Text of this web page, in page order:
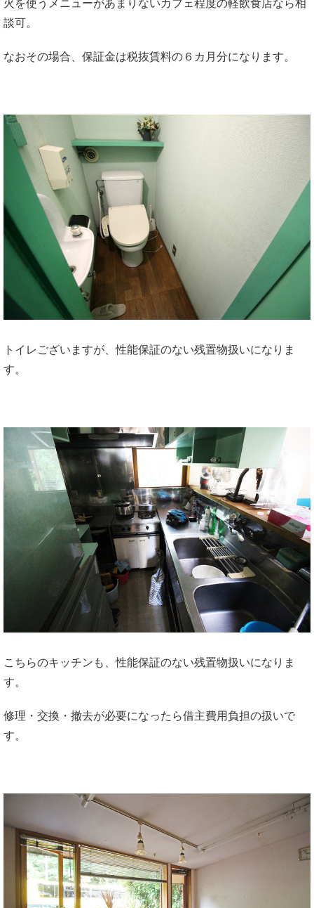
火を使うメニューがあまりないカフェ程度の軽飲食店なら相
談可。
なおその場合、保証金は税抜賃料の６カ月分になります。
トイレございますが、性能保証のない残置物扱いになりま
す。
こちらのキッチンも、性能保証のない残置物扱いになりま
す。
修理・交換・撤去が必要になったら借主費用負担の扱いで
す。